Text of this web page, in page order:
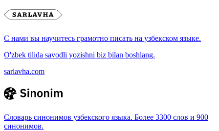
С нами вы научитесь грамотно писать на узбекском языке.
O'zbek tilida savodli yozishni biz bilan boshlang.
sarlavha.com
Словарь синонимов узбекского языка. Более 3300 слов и 900
синонимов.